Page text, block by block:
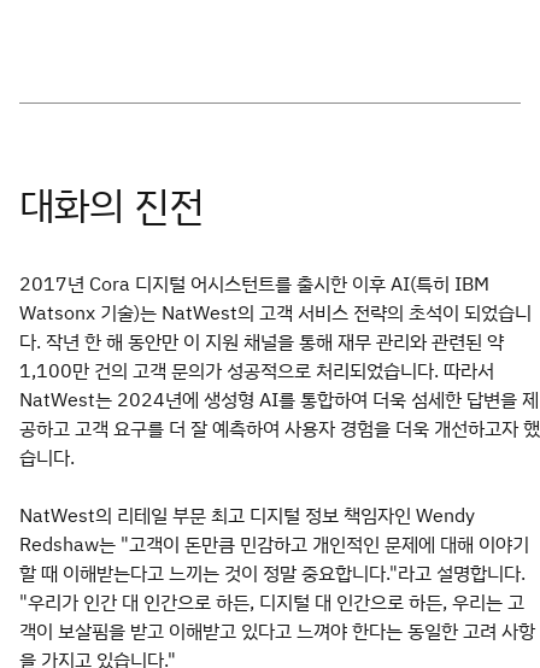
2017년 Cora 디지털 어시스턴트를 출시한 이후 AI(특히 IBM
Watsonx 기술)는 NatWest의 고객 서비스 전략의 초석이 되었습니
다. 작년 한 해 동안만 이 지원 채널을 통해 재무 관리와 관련된 약
1,100만 건의 고객 문의가 성공적으로 처리되었습니다. 따라서
NatWest는 2024년에 생성형 AI를 통합하여 더욱 섬세한 답변을 제
공하고 고객 요구를 더 잘 예측하여 사용자 경험을 더욱 개선하고자 했
습니다.
NatWest의 리테일 부문 최고 디지털 정보 책임자인 Wendy
Redshaw는 "고객이 돈만큼 민감하고 개인적인 문제에 대해 이야기
할 때 이해받는다고 느끼는 것이 정말 중요합니다."라고 설명합니다.
"우리가 인간 대 인간으로 하든, 디지털 대 인간으로 하든, 우리는 고
객이 보살핌을 받고 이해받고 있다고 느껴야 한다는 동일한 고려 사항
을 가지고 있습니다."